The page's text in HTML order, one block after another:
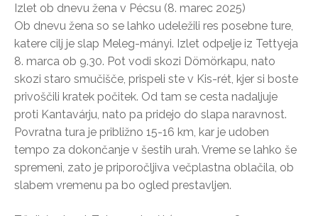
Izlet ob dnevu žena v Pécsu (8. marec 2025)
Ob dnevu žena so se lahko udeležili res posebne ture,
katere cilj je slap Meleg-mányi. Izlet odpelje iz Tettyeja
8. marca ob 9.30. Pot vodi skozi Dömörkapu, nato
skozi staro smučišče, prispeli ste v Kis-rét, kjer si boste
privoščili kratek počitek. Od tam se cesta nadaljuje
proti Kantavárju, nato pa pridejo do slapa naravnost.
Povratna tura je približno 15-16 km, kar je udoben
tempo za dokončanje v šestih urah. Vreme se lahko še
spremeni, zato je priporočljiva večplastna oblačila, ob
slabem vremenu pa bo ogled prestavljen.